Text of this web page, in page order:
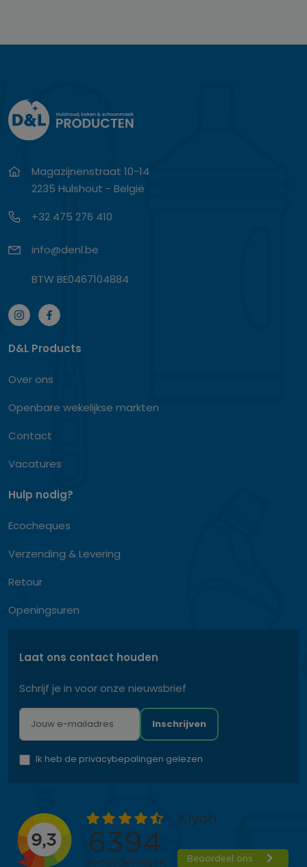
Magazijnenstraat 10-14
2235 Hulshout - België
+32 475 276 410
info@denl.be
BTW BE0467104884
D&L Products
Over ons
Openbare wekelijkse markten
Contact
Vacatures
Hulp nodig?
Ecocheques
Verzending & Levering
Retour
Openingsuren
Laat ons contact houden
Schrijf je in voor onze nieuwsbrief
Inschrijven
Ik heb de privacybepalingen gelezen